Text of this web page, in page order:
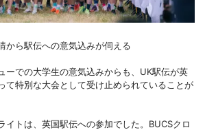
から駅伝への意気込みが伺える
ーでの大学生の意気込みからも、UK駅伝が英
て特別な大会として受け止められていることが
トは、英国駅伝への参加でした。BUCSクロ